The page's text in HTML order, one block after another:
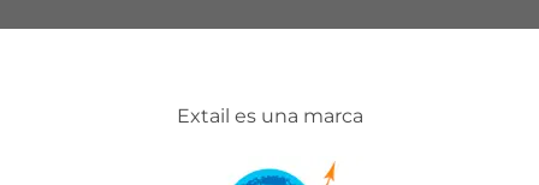
Extail es una marca